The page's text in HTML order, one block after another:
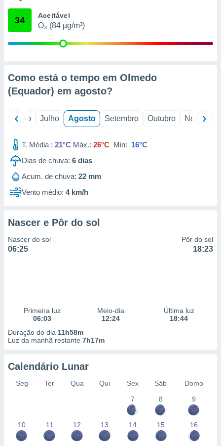
através
1199
34 Aceitável
O₃ (84 µg/m³)
Como está o tempo em Olmedo
(Equador) em agosto?
Junho Julho Agosto Setembro Outubro Novembro
T. Média : 21°C Máx.: 26°C Min: 16°C
Dias de chuva: 6 dias
Acum. de chuva: 22 mm
Vento médio: 4 km/h
Nascer e Pôr do sol
Nascer do sol
06:25
Pôr do sol
18:23
Primeira luz
06:03
Meio-dia
12:24
Última luz
18:44
Duração do dia 11h58m
Luz da manhã restante 7h17m
Calendário Lunar
Seg Ter Qua Qui Sex Sáb
Domo
7
8 9
10 11 12 13 14 15 16